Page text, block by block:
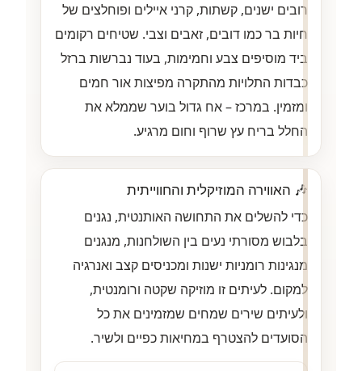
רובים ישנים, קשתות, קרני איילים ופוחלצים של
חיות בר כמו דובים, זאבים וצבי. שטיחים רקומים
ביד מוסיפים צבע וחמימות, בעוד נברשות ברזל
כבדות התלויות מהתקרה מפיצות אור חמים
ומזמין. במרכז – אח גדול בוער שממלא את
החלל בריח עץ שרוף וחום מרגיע.
🎶 האווירה המוזיקלית והחווייתית
כדי להשלים את התחושה האותנטית, נגנים
בלבוש מסורתי נעים בין השולחנות, מנגנים
מנגינות רומניות ישנות ומכניסים קצב ואנרגיה
למקום. לעיתים זו מוזיקה שקטה ורומנטית,
ולעיתים שירים שמחים שמזמינים את כל
הסועדים להצטרף במחיאות כפיים ולשיר.